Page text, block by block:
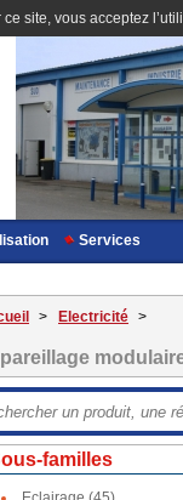
site, vous acceptez
Services
> Electricité >
familles